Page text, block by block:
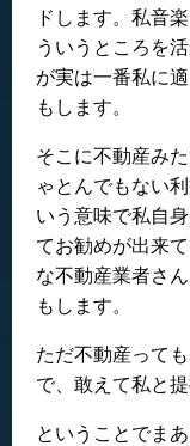
ドします。私音
ういうところを
が実は一番私に
もします。
そこに不動産み
ゃとんでもない
いう意味で私自
てお勧めが出来
な不動産業者さ
もします。
ただ不動産って
で、敢えて私と
ということでま